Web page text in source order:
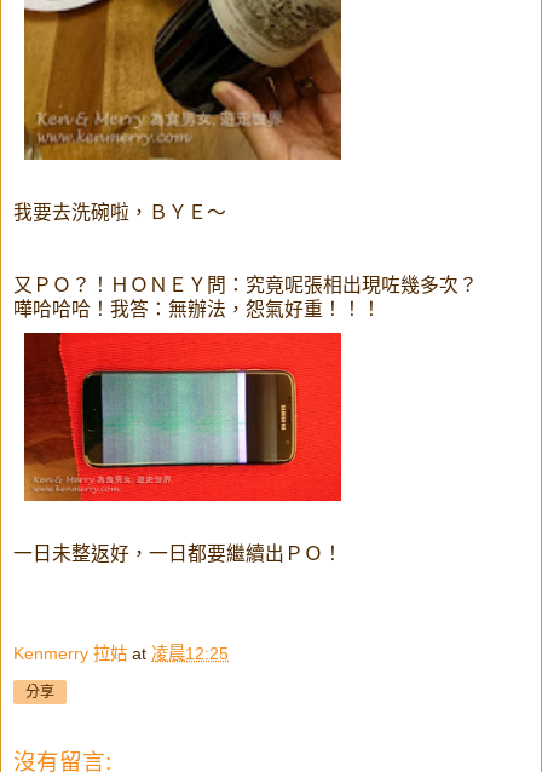
我要去洗碗啦，ＢＹＥ～
又ＰＯ？！ＨＯＮＥＹ問：究竟呢張相出現咗幾多次？
嘩哈哈哈！我答：無辦法，怨氣好重！！！
一日未整返好，一日都要繼續出ＰＯ！
Kenmerry 拉姑 at 凌晨12:25
分享
沒有留言: